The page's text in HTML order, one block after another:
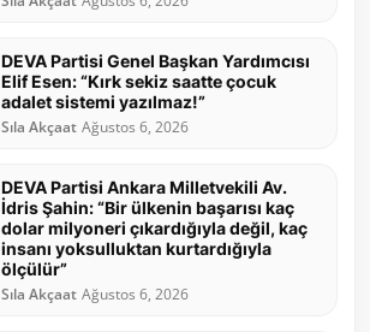
DEVA Partisi Genel Başkan Yardımcısı
Elif Esen: “Kırk sekiz saatte çocuk
adalet sistemi yazılmaz!”
Sıla Akçaat Ağustos 6, 2026
DEVA Partisi Ankara Milletvekili Av.
İdris Şahin: “Bir ülkenin başarısı kaç
dolar milyoneri çıkardığıyla değil, kaç
insanı yoksulluktan kurtardığıyla
ölçülür”
Sıla Akçaat Ağustos 6, 2026